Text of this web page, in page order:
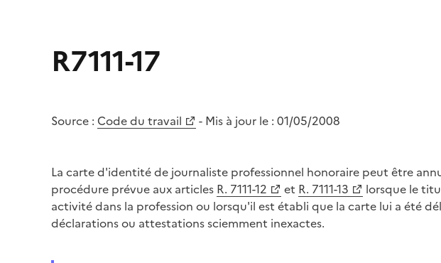
R7111-17
Source : Code du travail - Mis à jour le : 01/05/2008
La carte d'identité de journaliste professionnel honoraire peut être
procédure prévue aux articles R. 7111-12 et R. 7111-13
lorsque le
activité dans la profession ou lorsqu'il est établi que la carte lui a été
déclarations ou attestations sciemment inexactes.